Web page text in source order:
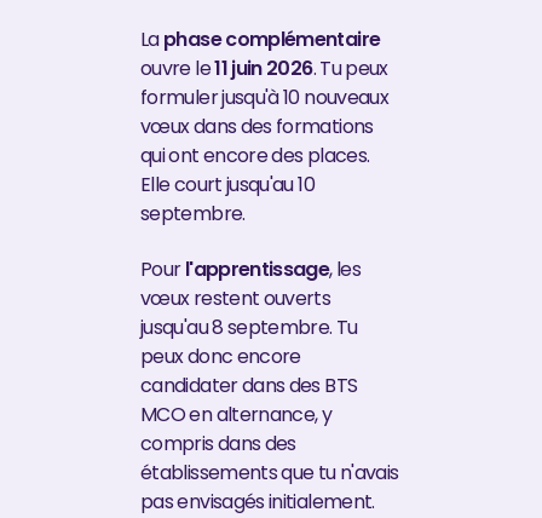
Laphase complémentaire
ouvre le11 juin 2026. Tu peux
formuler jusqu'à 10 nouveaux
vœux dans des formations
qui ont encore des places.
Elle court jusqu'au 10
septembre.
Pourl'apprentissage, les
vœux restent ouverts
jusqu'au 8 septembre. Tu
peux donc encore
candidater dans des BTS
MCO en alternance, y
compris dans des
établissements que tu n'avais
pas envisagés initialement.